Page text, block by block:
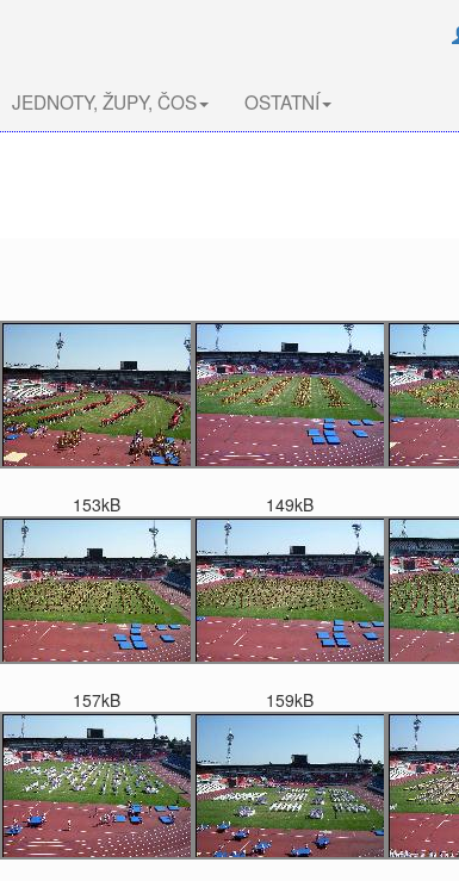
JEDNOTY, ŽUPY, ČOS OSTATNÍ
153kB 149kB
157kB 159kB